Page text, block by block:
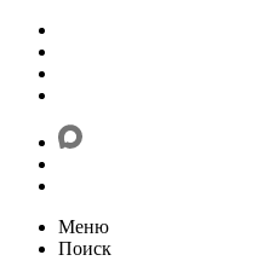
Меню
Поиск